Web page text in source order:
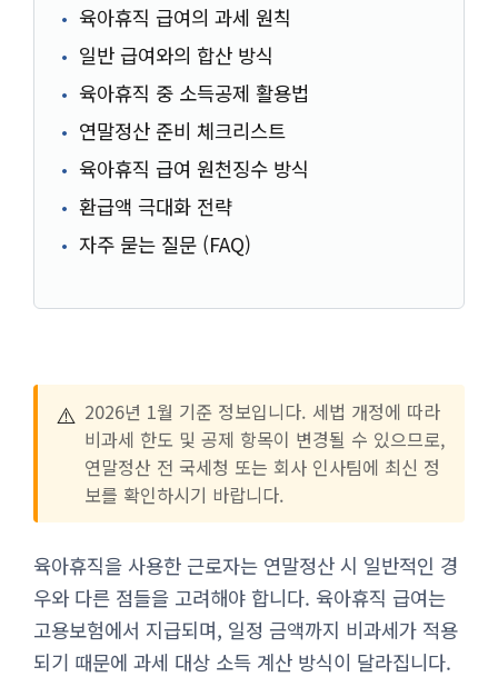
육아휴직 급여의 과세 원칙
일반 급여와의 합산 방식
육아휴직 중 소득공제 활용법
연말정산 준비 체크리스트
육아휴직 급여 원천징수 방식
환급액 극대화 전략
자주 묻는 질문 (FAQ)
⚠️ 2026년 1월 기준 정보입니다. 세법 개정에 따라
비과세 한도 및 공제 항목이 변경될 수 있으므로,
연말정산 전 국세청 또는 회사 인사팀에 최신 정
보를 확인하시기 바랍니다.
육아휴직을 사용한 근로자는 연말정산 시 일반적인 경
우와 다른 점들을 고려해야 합니다. 육아휴직 급여는
고용보험에서 지급되며, 일정 금액까지 비과세가 적용
되기 때문에 과세 대상 소득 계산 방식이 달라집니다.